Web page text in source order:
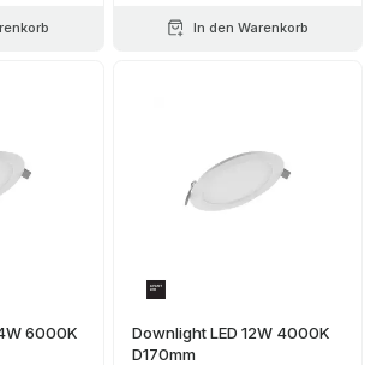
In den Warenkorb
6000K
Downlight LED 12W 4000K
D170mm